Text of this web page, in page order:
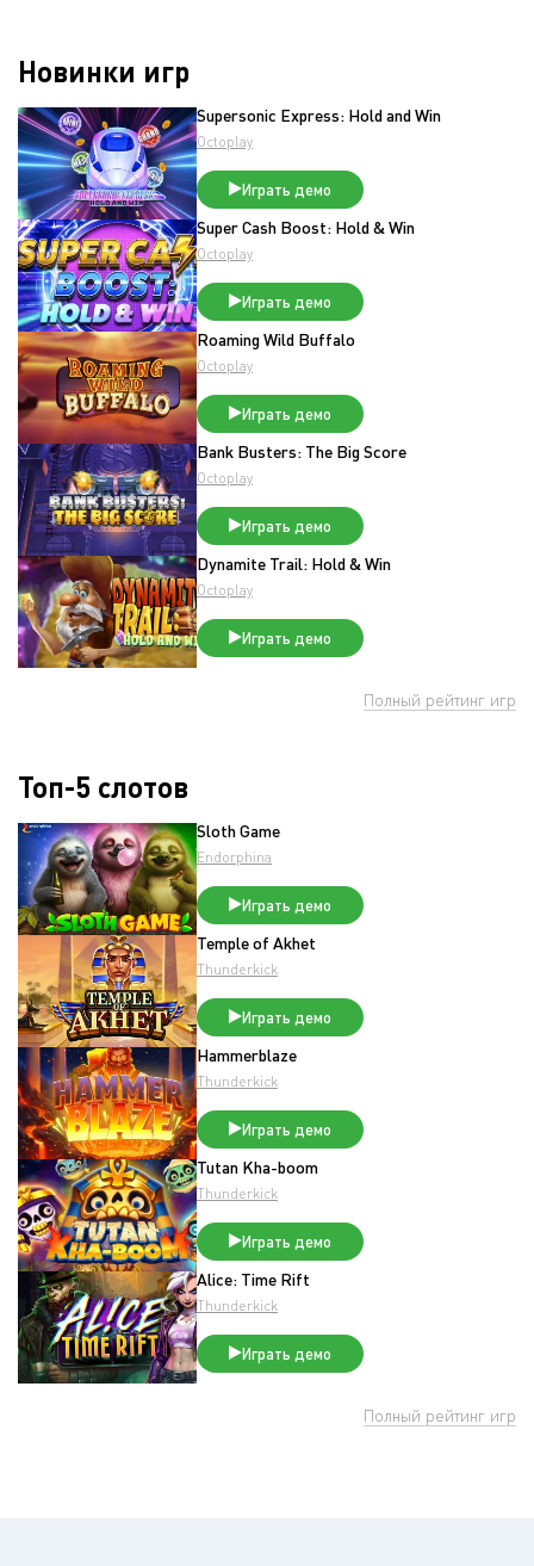
Новинки игр
Supersonic Express: Hold and Win
Octoplay
Играть демо
Super Cash Boost: Hold & Win
Octoplay
Играть демо
Roaming Wild Buffalo
Octoplay
Играть демо
Bank Busters: The Big Score
Octoplay
Играть демо
Dynamite Trail: Hold & Win
Octoplay
Играть демо
Полный рейтинг игр
Топ-5 слотов
Sloth Game
Endorphina
Играть демо
Temple of Akhet
Thunderkick
Играть демо
Hammerblaze
Thunderkick
Играть демо
Tutan Kha-boom
Thunderkick
Играть демо
Alice: Time Rift
Thunderkick
Играть демо
Полный рейтинг игр